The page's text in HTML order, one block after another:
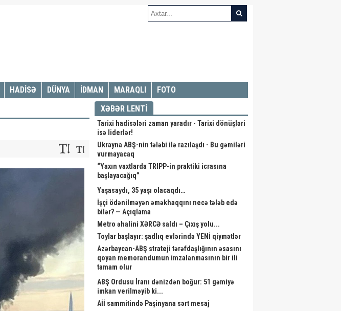
HADİSƏ DÜNYA İDMAN MARAQLI FOTO
XƏBƏR LENTİ
Tarixi hadisələri zaman yaradır - Tarixi dönüşləri
isə liderlər!
Ukrayna ABŞ-nin tələbi ilə razılaşdı - Bu gəmiləri
vurmayacaq
“Yaxın vaxtlarda TRIPP-in praktiki icrasına
başlayacağıq”
Yaşasaydı, 35 yaşı olacaqdı…
İşçi ödənilməyən əməkhaqqını necə tələb edə
bilər? — Açıqlama
Metro əhalini XƏRCƏ saldı – Çıxış yolu...
Toylar başlayır: şadlıq evlərində YENİ qiymətlər
Azərbaycan-ABŞ strateji tərəfdaşlığının əsasını
qoyan memorandumun imzalanmasının bir ili
tamam olur
ABŞ Ordusu İranı dənizdən boğur: 51 gəmiyə
imkan verilməyib ki...
Aİİ sammitində Paşinyana sərt mesaj